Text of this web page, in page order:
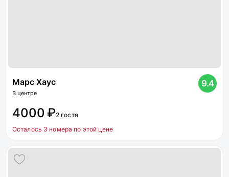
Марс Хауc
В центре
9.4
4000 ₽2 гостя
Осталось 3 номера по этой цене